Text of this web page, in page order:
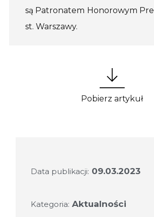
są Patronatem Honorowym
st. Warszawy.
Pobierz artykuł
Data publikacji: 09.03.2023
Kategoria: Aktualności